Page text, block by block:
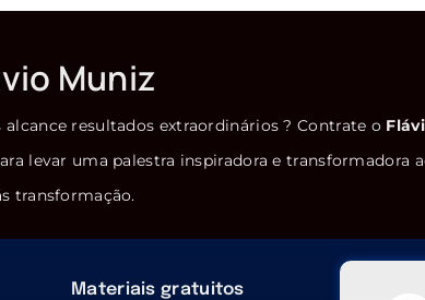
Muniz
alcance resultados extraordinários ? Contrate o
levar uma palestra inspiradora e transformadora
transformação.
Materiais gratuitos